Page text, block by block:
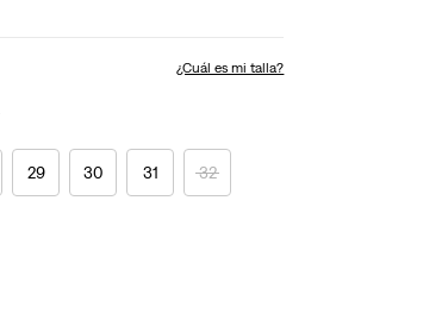
¿Cuál es mi talla?
29 30 31 32